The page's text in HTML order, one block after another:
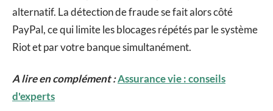
alternatif. La détection de fraude se fait alors côté
PayPal, ce qui limite les blocages répétés par le système
Riot et par votre banque simultanément.
A lire en complément :Assurance vie : conseils
d'experts